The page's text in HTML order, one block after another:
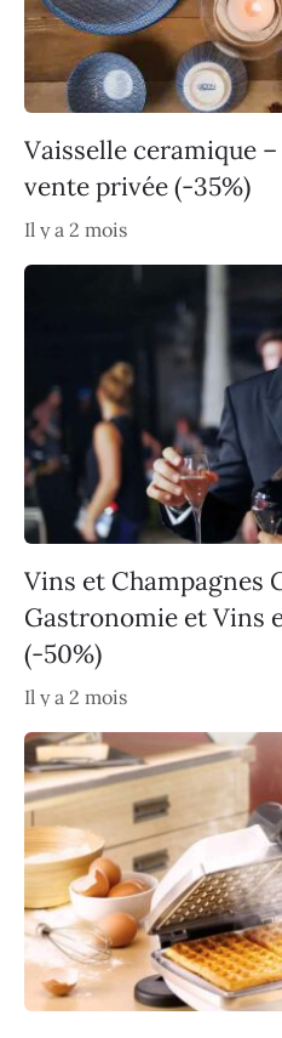
Vaisselle ceramique
vente privée (-35%)
Il y a 2 mois
Vins et Champagnes
Gastronomie et Vins
(-50%)
Il y a 2 mois